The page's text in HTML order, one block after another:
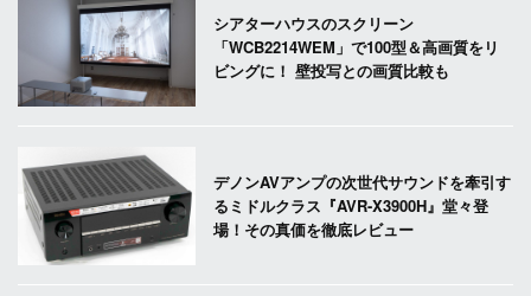
シアターハウスのスクリーン
「WCB2214WEM」で100型＆高画質をリ
ビングに！ 壁投写との画質比較も
デノンAVアンプの次世代サウンドを牽引す
るミドルクラス『AVR-X3900H』堂々登
場！その真価を徹底レビュー